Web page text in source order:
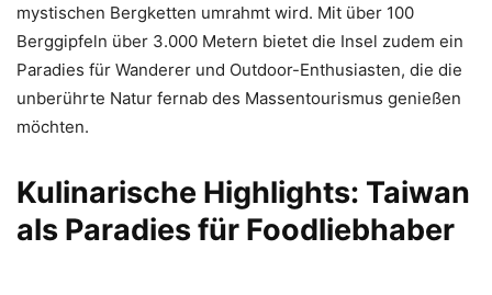
mystischen Bergketten umrahmt wird. Mit über 100
Berggipfeln über 3.000 Metern bietet die Insel zudem ein
Paradies für Wanderer und Outdoor-Enthusiasten, die die
unberührte Natur fernab des Massentourismus genießen
möchten.
Kulinarische Highlights: Taiwan
als Paradies für Foodliebhaber